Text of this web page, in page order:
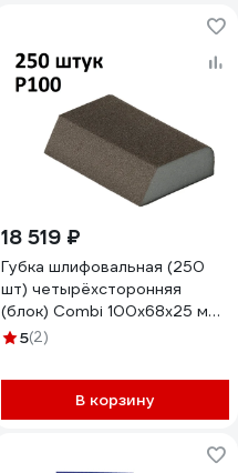
18 519 ₽
Губка шлифовальная (250
шт) четырёхсторонняя
(блок) Сombi 100x68x25 мм,
P100, AbraTechnic
5(2)
В корзину